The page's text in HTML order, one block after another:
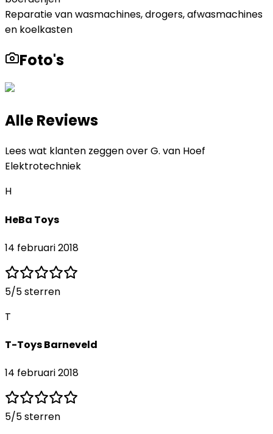
Reparatie van wasmachines, drogers, afwasmachines
en koelkasten
Foto's
Alle Reviews
Lees wat klanten zeggen overG. van Hoef
Elektrotechniek
H
HeBa Toys
14 februari 2018
5/5 sterren
T
T-Toys Barneveld
14 februari 2018
5/5 sterren